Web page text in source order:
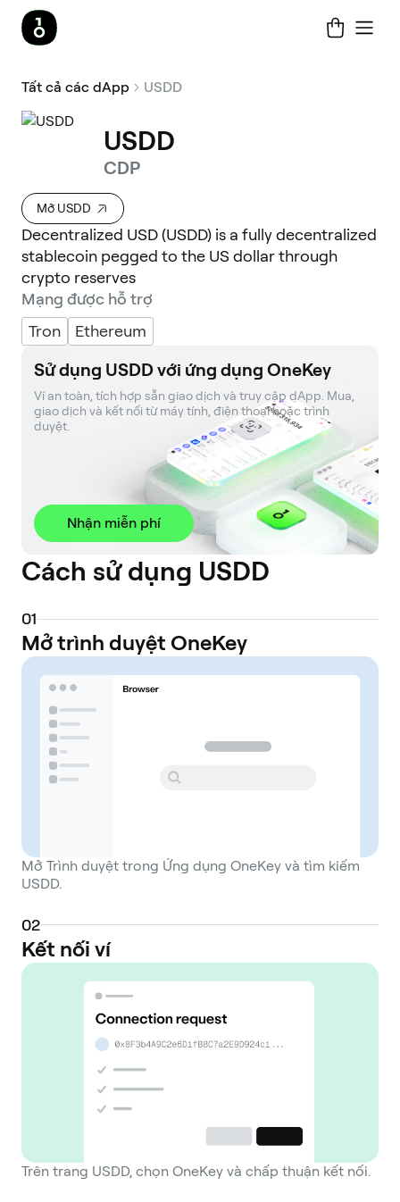
Tất cả các dApp USDD
USDD
CDP
Mở USDD
Decentralized USD (USDD) is a fully decentralized
stablecoin pegged to the US dollar through
crypto reserves
Mạng được hỗ trợ
Tron
Ethereum
Sử dụng USDD với ứng dụng OneKey
Ví an toàn, tích hợp sẵn giao dịch và truy cập dApp. Mua,
giao dịch và kết nối từ máy tính, điện thoại hoặc trình
duyệt.
Nhận miễn phí
Cách sử dụng USDD
01
Mở trình duyệt OneKey
Mở Trình duyệt trong Ứng dụng OneKey và tìm kiếm
USDD.
02
Kết nối ví
Trên trang USDD, chọn OneKey và chấp thuận kết nối.